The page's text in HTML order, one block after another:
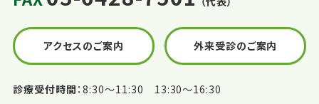
アクセスのご案内 外来受診のご案内
診療受付時間 8:30〜11:30 13:30〜16:30